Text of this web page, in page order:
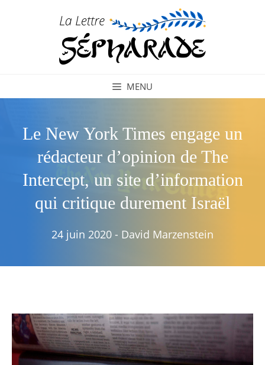
MENU
Le New York Times engage un
rédacteur d’opinion de The
Intercept, un site d’information
qui critique durement Israël
24 juin 2020 - David Marzenstein